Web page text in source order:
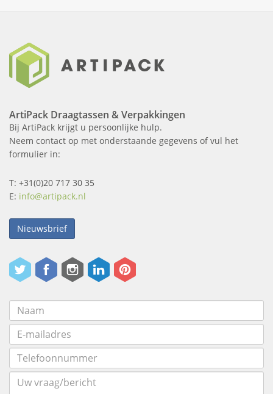
ArtiPack Draagtassen & Verpakkingen
Bij ArtiPack krijgt u persoonlijke hulp.
Neem contact op met onderstaande gegevens of vul het
formulier in:
T: +31(0)20 717 30 35
E: info@artipack.nl
Nieuwsbrief